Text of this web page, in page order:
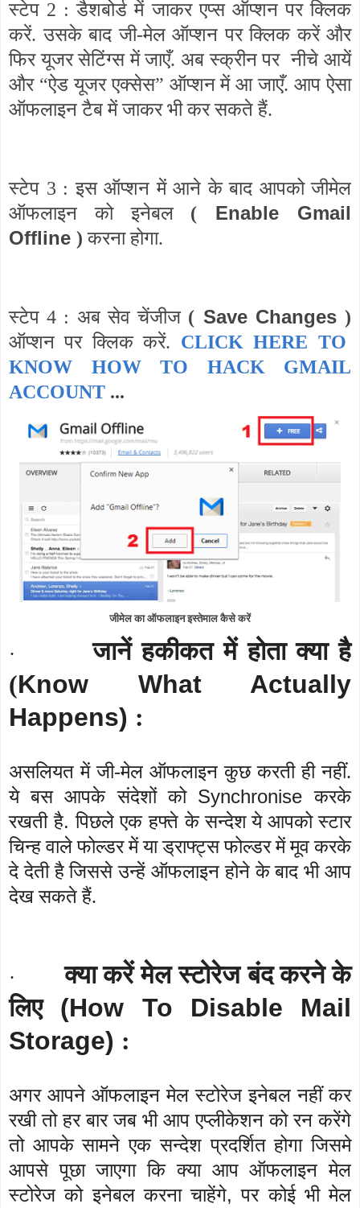
स्टेप 2 : डैशबोर्ड में जाकर एप्स ऑप्शन पर क्लिक
करें. उसके बाद जी-मेल ऑप्शन पर क्लिक करें और
फिर यूजर सेटिंग्स में जाएँ. अब स्क्रीन पर नीचे आयें
और “ऐड यूजर एक्सेस” ऑप्शन में आ जाएँ. आप ऐसा
ऑफलाइन टैब में जाकर भी कर सकते हैं.
स्टेप 3 : इस ऑप्शन में आने के बाद आपको जीमेल
ऑफलाइन को इनेबल ( Enable Gmail
Offline ) करना होगा.
स्टेप 4 : अब सेव चेंजीज ( Save Changes)
ऑप्शन पर क्लिक करें. CLICK HERE TO
KNOW HOW TO HACK GMAIL
ACCOUNT ...
जीमेल का ऑफलाइन इस्तेमाल कैसे करें
·
जानें हकीकत में होता क्या है
(Know What Actually
Happens) :
असलियत में जी-मेल ऑफलाइन कुछ करती ही नहीं.
ये बस आपके संदेशों को Synchroniseकरके
रखती है.पिछले एक हफ्ते के सन्देश ये आपको स्टार
चिन्ह वाले फोल्डर में या ड्राफ्ट्स फोल्डर में मूव करके
दे देती है जिससे उन्हें ऑफलाइन होने के बाद भी आप
देख सकते हैं.
·
क्या करें मेल स्टोरेज बंद करने के
लिए
(How To Disable Mail
Storage) :
अगर आपने ऑफलाइन मेल स्टोरेज इनेबल नहीं कर
रखी तो हर बार जब भी आप एप्लीकेशन को रन करेंगे
तो आपके सामने एक सन्देश प्रदर्शित होगा जिसमे
आपसे पूछा जाएगा कि क्या आप ऑफलाइन मेल
स्टोरेज को इनेबल करना चाहेंगे, पर कोई भी मेल